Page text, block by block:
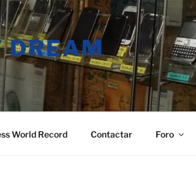
DREAM
World Record Contactar Foro